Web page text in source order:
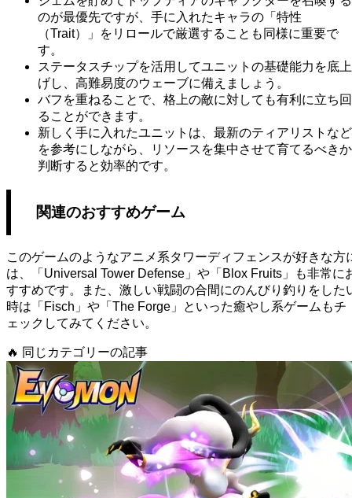
のが最優先ですが、手に入れたキャラの「特性
（Trait）」をリロールで厳選することも同様に重要で
す。
ステータスチップを活用してユニットの基礎能力を底上
げし、高難易度のウェーブに備えましょう。
バフを重ねることで、格上の敵に対しても有利に立ち回
ることができます。
新しく手に入れたユニットは、最新のティアリストなど
を参考にしながら、リソースを集中させて育てるべきか
判断すると効率的です。
関連のおすすめゲーム
このゲームのようなアニメ系タワーディフェンスが好きな方
は、「Universal Tower Defense」や「Blox Fruits」も非常に
すすめです。また、激しい戦闘の合間にのんびり釣りをした
時は「Fisch」や「The Forge」といった癒やし系ゲームもチ
ェックしてみてください。
🔥 同じカテゴリーの記事